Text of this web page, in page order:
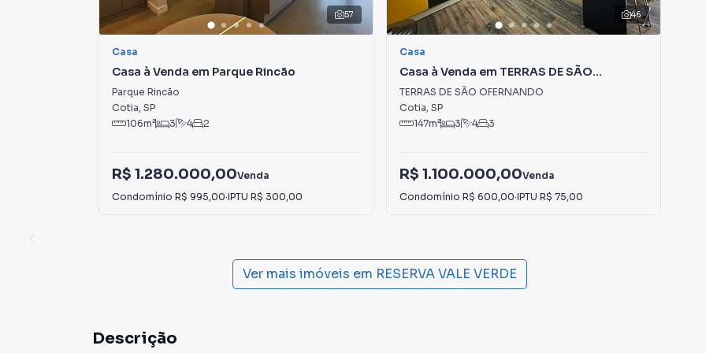
57
Casa
Casa à Venda em Parque Rincão
Parque Rincão
Cotia, SP
106m² 3 4 2
R$ 1.280.000,00Venda
Condomínio R$ 995,00·IPTU R$ 300,00
46
Casa
Casa à Venda em TERRAS DE SÃO
OFERNANDO
TERRAS DE SÃO OFERNANDO
Cotia, SP
147m² 3 4 3
R$ 1.100.000,00Venda
Condomínio R$ 600,00·IPTU R$ 75,00
Ver mais imóveis em RESERVA VALE VERDE
Descrição